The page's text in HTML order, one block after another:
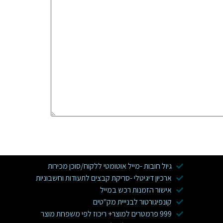
גיול חובות -מייל אוטומטי ללקוח/סוכן מכירות
ארכיון דיגיטלי -סריקת קבצים לתעודות וחשבוניות
אישור הזמנות רכש במייל
קונפיגורטור לבנייית מק"טים
999 פרמטרים למוצר+ ריכוז לפי משפחת מוצר